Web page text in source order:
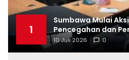
1
Sumbawa Mulai
Pencegahan dan
Stunting Tahun
10 Juli 2026 0